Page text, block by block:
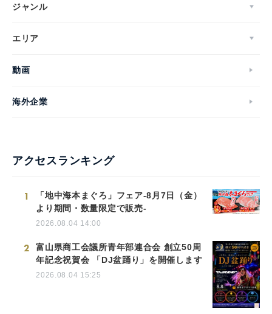
ジャンル
エリア
動画
海外企業
アクセスランキング
1
「地中海本まぐろ」フェア-8月7日（金）
より期間・数量限定で販売-
2026.08.04 14:00
2
富山県商工会議所青年部連合会 創立50周
年記念祝賀会 「DJ盆踊り」を開催します
2026.08.04 15:25